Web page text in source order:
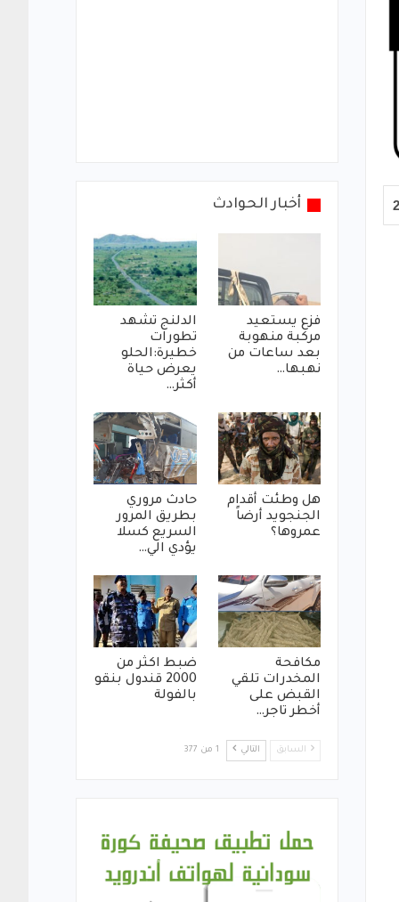
أخبار الحوادث
فزع يستعيد
مركبة منهوبة
بعد ساعات من
نهبها…
الدلنج تشهد
تطورات
خطيرة:الحلو
يعرض حياة
أكثر…
هل وطئت أقدام
الجنجويد أرضاً
عمروها؟
حادث مروري
بطريق المرور
السريع كسلا
يؤدي الي…
مكافحة
المخدرات تلقي
القبض على
أخطر تاجر…
ضبط اكثر من
2000 قندول بنقو
بالفولة
السابق التالي 1 من 377